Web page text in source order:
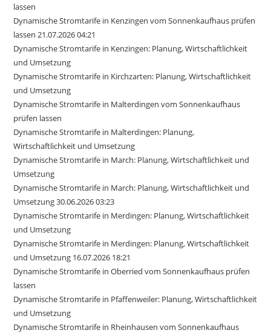
lassen
Dynamische Stromtarife in Kenzingen vom Sonnenkaufhaus prüfen
lassen 21.07.2026 04:21
Dynamische Stromtarife in Kenzingen: Planung, Wirtschaftlichkeit
und Umsetzung
Dynamische Stromtarife in Kirchzarten: Planung, Wirtschaftlichkeit
und Umsetzung
Dynamische Stromtarife in Malterdingen vom Sonnenkaufhaus
prüfen lassen
Dynamische Stromtarife in Malterdingen: Planung,
Wirtschaftlichkeit und Umsetzung
Dynamische Stromtarife in March: Planung, Wirtschaftlichkeit und
Umsetzung
Dynamische Stromtarife in March: Planung, Wirtschaftlichkeit und
Umsetzung 30.06.2026 03:23
Dynamische Stromtarife in Merdingen: Planung, Wirtschaftlichkeit
und Umsetzung
Dynamische Stromtarife in Merdingen: Planung, Wirtschaftlichkeit
und Umsetzung 16.07.2026 18:21
Dynamische Stromtarife in Oberried vom Sonnenkaufhaus prüfen
lassen
Dynamische Stromtarife in Pfaffenweiler: Planung, Wirtschaftlichkeit
und Umsetzung
Dynamische Stromtarife in Rheinhausen vom Sonnenkaufhaus